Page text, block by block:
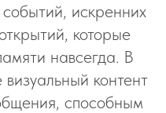
искренних
которые
навсегда. В
контент
способным